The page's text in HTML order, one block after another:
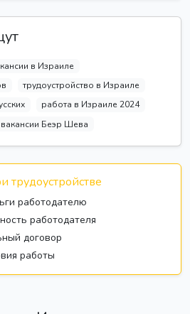
в Израиле
трудоустройство в Израиле
работа в Израиле 2024
вакансии Беэр Шева
трудоустройстве
работодателю
работодателя
договор
работы